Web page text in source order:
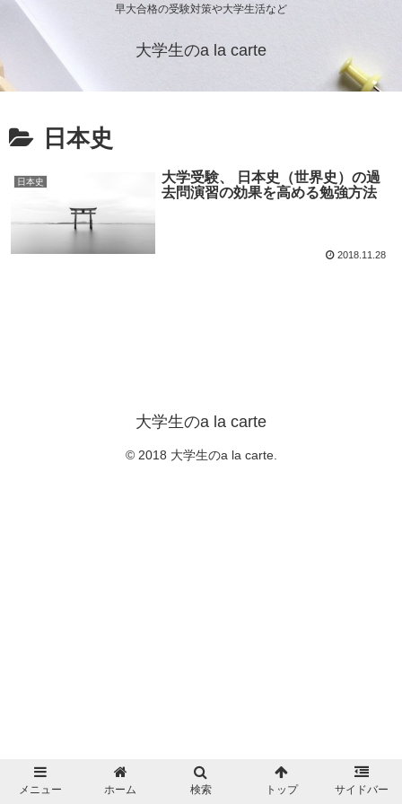
早大合格の受験対策や大学生活など
大学生のa la carte
日本史
日本史
大学受験、 日本史（世界史）の過
去問演習の効果を高める勉強方法
2018.11.28
大学生のa la carte
© 2018 大学生のa la carte.
メニュー ホーム 検索 トップ サイドバー